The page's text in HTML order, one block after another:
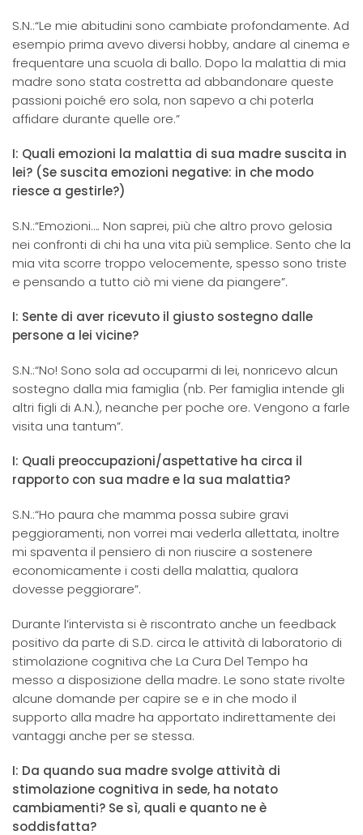
S.N.:“Le mie abitudini sono cambiate profondamente. Ad
esempio prima avevo diversi hobby, andare al cinema e
frequentare una scuola di ballo. Dopo la malattia di mia
madre sono stata costretta ad abbandonare queste
passioni poiché ero sola, non sapevo a chi poterla
affidare durante quelle ore.”
I: Quali emozioni la malattia di sua madre suscita in
lei? (Se suscita emozioni negative: in che modo
riesce a gestirle?)
S.N.:“Emozioni…. Non saprei, più che altro provo gelosia
nei confronti di chi ha una vita più semplice. Sento che la
mia vita scorre troppo velocemente, spesso sono triste
e pensando a tutto ciò mi viene da piangere”.
I: Sente di aver ricevuto il giusto sostegno dalle
persone a lei vicine?
S.N.:“No! Sono sola ad occuparmi di lei, nonricevo alcun
sostegno dalla mia famiglia (nb. Per famiglia intende gli
altri figli di A.N.), neanche per poche ore. Vengono a farle
visita una tantum”.
I: Quali preoccupazioni/aspettative ha circa il
rapporto con sua madre e la sua malattia?
S.N.:“Ho paura che mamma possa subire gravi
peggioramenti, non vorrei mai vederla allettata, inoltre
mi spaventa il pensiero di non riuscire a sostenere
economicamente i costi della malattia, qualora
dovesse peggiorare”.
Durante l’intervista si è riscontrato anche un feedback
positivo da parte di S.D. circa le attività di laboratorio di
stimolazione cognitiva che La Cura Del Tempo ha
messo a disposizione della madre. Le sono state rivolte
alcune domande per capire se e in che modo il
supporto alla madre ha apportato indirettamente dei
vantaggi anche per se stessa.
I: Da quando sua madre svolge attività di
stimolazione cognitiva in sede, ha notato
cambiamenti? Se sì, quali e quanto ne è
soddisfatta?